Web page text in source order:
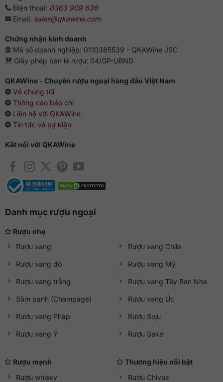
cam. Chắc chắn không thể thiếu bánh táo – vị quen thuộc
của nhiều chai Macallan nổi tiếng. Ở giữa là sự tiếp nối
quay trở lại. Đây là một bản nhạc êm ái, nhẹ nhàng, du
dương, không quá mức lên xuống đột ngột, cân bằng và
dễ chịu.
đinh hương ở cuối cùng.
Cách thưởng thức đúng chuẩn
Whisky Macallan nên được nhâm nhi nguyên chất để cảm
nhận hương vị nguyên bản thuần khiết nhất. Nếu e ngại
nồng độ hơi nặng thì có thể thêm chút nước lọc hoặc đá viên
đều rất tuyệt vời.
Điện thoại: 0363 909 636
Email: sales@qkawine.com
Chứng nhận kinh doanh
Mã số doanh nghiệp: 0110385539 - QKAWine JSC
Giấy phép bán lẻ rượu: 04/GP-UBND
QKAWine - Chuyên rượu ngoại hàng đầu Việt Nam
Về chúng tôi
Thông cáo báo chí
Liên hệ với QKAWine
Tin tức và sự kiện
Kết nối với QKAWine
Danh mục rượu ngoại
Rượu nhẹ
Rượu vang
Rượu vang đỏ
Rượu vang trắng
Sâm panh (Champage)
Rượu vang Pháp
Rượu vang Ý
Rượu vang Chile
Rượu vang Mỹ
Rượu vang Tây Ban Nha
Rượu vang Úc
Rượu Soju
Rượu Sake
Rượu mạnh
Rượu whisky
Thương hiệu nổi bật
Rượu Chivas